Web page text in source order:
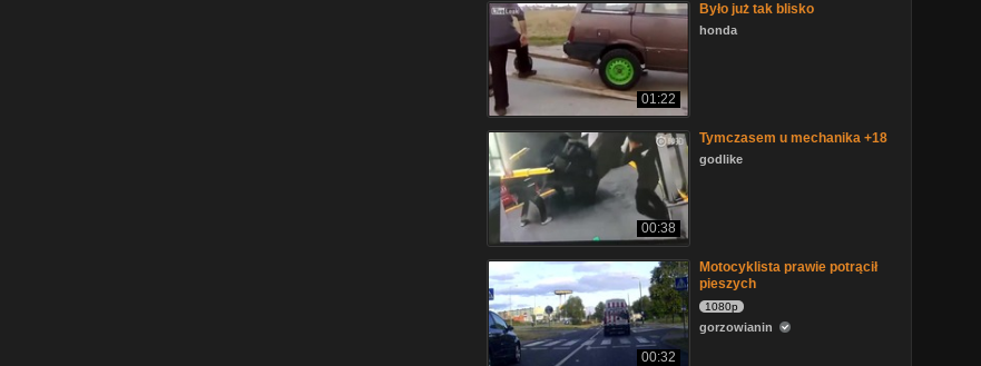
01:22
Było już tak blisko
honda
00:38
Tymczasem u mechanika +18
godlike
00:32
Motocyklista prawie potrącił
pieszych
1080p
gorzowianin